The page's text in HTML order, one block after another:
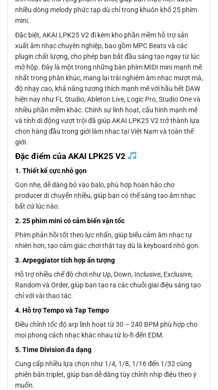
nhiều dòng melody phức tạp dù chỉ trong khuôn khổ 25 phím
mini.
Đặc biệt, AKAI LPK25 V2 đi kèm kho phần mềm hỗ trợ sản
xuất âm nhạc chuyên nghiệp, bao gồm MPC Beats và các
plugin chất lượng, cho phép bạn bắt đầu sáng tạo ngay từ lúc
mở hộp. Đây là một trong những bàn phím MIDI mini mạnh mẽ
nhất trong phân khúc, mang lại trải nghiệm âm nhạc mượt mà,
độ nhạy cao, khả năng tương thích mạnh mẽ với hầu hết DAW
hiện nay như FL Studio, Ableton Live, Logic Pro, Studio One và
nhiều phần mềm khác. Chính sự linh hoạt, cấu hình mạnh mẽ
và tính di động vượt trội đã giúp AKAI LPK25 V2 trở thành lựa
chọn hàng đầu trong giới làm nhạc tại Việt Nam và toàn thế
giới.
Đặc điểm của AKAI LPK25 V2
1. Thiết kế cực nhỏ gọn
Gọn nhẹ, dễ dàng bỏ vào balo, phù hợp hoàn hảo cho
producer di chuyển nhiều, giúp bạn có thể sáng tạo âm nhạc
bất cứ lúc nào.
2. 25 phím mini có cảm biến vận tốc
Phím phản hồi tốt theo lực nhấn, giúp biểu cảm âm nhạc tự
nhiên hơn, tạo cảm giác chơi thật tay dù là keyboard nhỏ gọn.
3. Arpeggiator tích hợp ấn tượng
Hỗ trợ nhiều chế độ chơi như Up, Down, Inclusive, Exclusive,
Random và Order, giúp bạn tạo ra các chuỗi giai điệu sáng tạo
chỉ với vài thao tác.
4. Hỗ trợ Tempo và Tap Tempo
Điều chỉnh tốc độ arp linh hoạt từ 30 – 240 BPM phù hợp cho
mọi phong cách nhạc khác nhau từ lo-fi đến EDM.
5. Time Division đa dạng
Cung cấp nhiều lựa chọn như 1/4, 1/8, 1/16 đến 1/32 cùng
phiên bản triplet, giúp bạn dễ dàng tùy chỉnh nhịp điệu theo ý
muốn.